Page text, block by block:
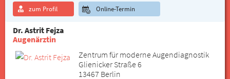
zum Profil Online-Termin
Dr. Astrit Fejza
Augenärztin
Zentrum für moderne Augendiagnostik
Glienicker Straße 6
13467 Berlin